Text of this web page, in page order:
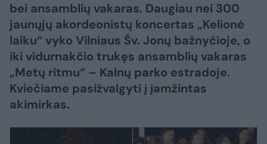
bei ansamblių vakaras. Daugiau nei 300
jaunųjų akordeonistų koncertas „Kelionė
laiku“ vyko Vilniaus Šv. Jonų bažnyčioje, o
iki vidurnakčio trukęs ansamblių vakaras
„Metų ritmu“ – Kalnų parko estradoje.
Kviečiame pasižvalgyti į įamžintas
akimirkas.